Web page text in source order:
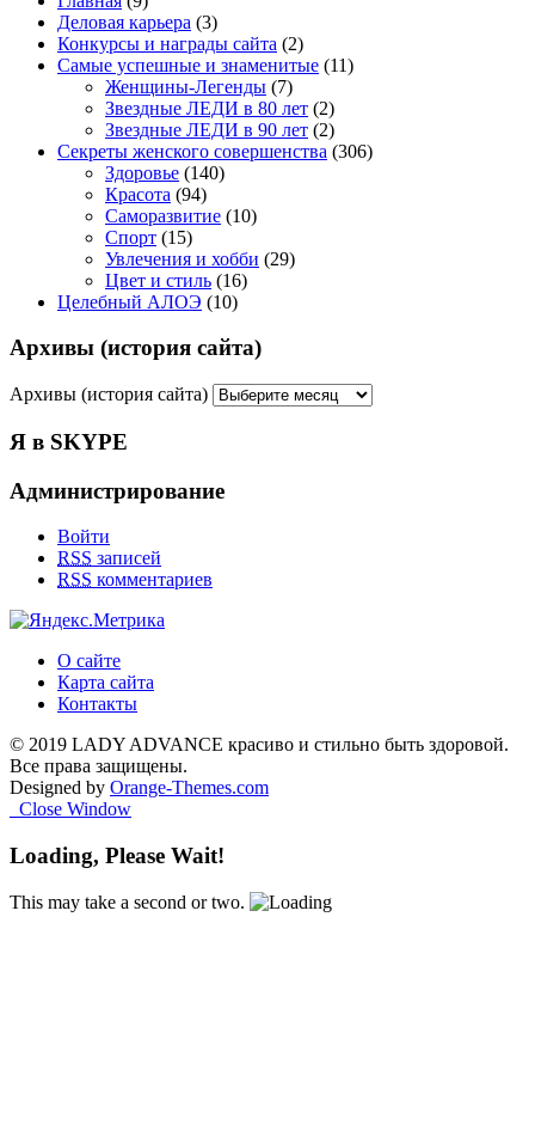
Деловая карьера (3)
Конкурсы и награды сайта (2)
Самые успешные и знаменитые (11)
Женщины-Легенды (7)
Звездные ЛЕДИ в 80 лет (2)
Звездные ЛЕДИ в 90 лет (2)
Секреты женского совершенства (306)
Здоровье (140)
Красота (94)
Саморазвитие (10)
Спорт (15)
Увлечения и хобби (29)
Цвет и стиль (16)
Целебный АЛОЭ (10)
Архивы (история сайта)
Архивы (история сайта)
Я в SKYPE
Администрирование
Войти
RSS записей
RSS комментариев
О сайте
Карта сайта
Контакты
© 2019 LADY ADVANCE красиво и стильно быть здоровой.
Все права защищены.
Designed by Orange-Themes.com
Close Window
Loading, Please Wait!
This may take a second or two.